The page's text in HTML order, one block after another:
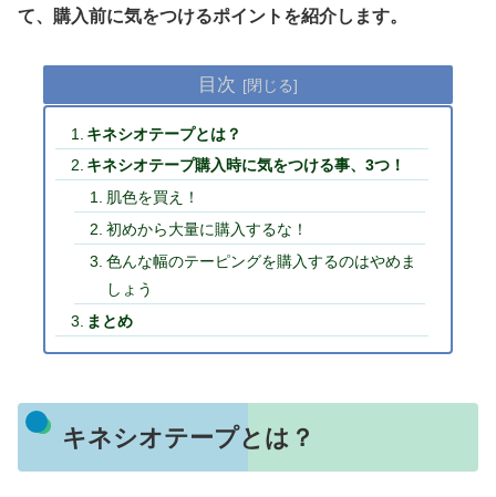
て、購入前に気をつけるポイントを紹介します。
目次
キネシオテープとは？
キネシオテープ購入時に気をつける事、3つ！
肌色を買え！
初めから大量に購入するな！
色んな幅のテーピングを購入するのはやめま
しょう
まとめ
キネシオテープとは？